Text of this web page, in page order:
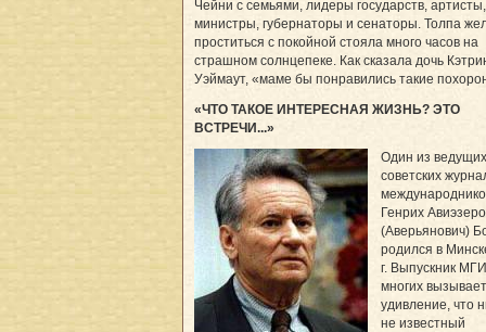
Чейни с семьями, лидеры государств, артисты,
министры, губернаторы и сенаторы. Толпа
проститься с покойной стояла много часов на
страшном солнцепеке. Как сказала дочь
Уэймаут, «маме бы понравились такие
«ЧТО ТАКОЕ ИНТЕРЕСНАЯ ЖИЗНЬ? ЭТО
ВСТРЕЧИ...»
Один из ведущих
советских
Генрих
(Аверьянович)
родился в
г. Выпускник
многих вызывает
удивление, что
не известный